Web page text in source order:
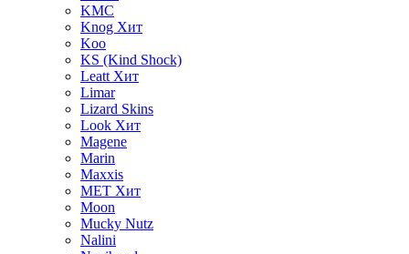
KMC
Knog Хит
Koo
KS (Kind Shock)
Leatt Хит
Limar
Lizard Skins
Look Хит
Magene
Marin
Maxxis
MET Хит
Moon
Mucky Nutz
Nalini